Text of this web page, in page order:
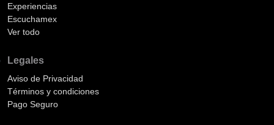
Experiencias
Escuchamex
Ver todo
Legales
Aviso de Privacidad
Términos y condiciones
Pago Seguro